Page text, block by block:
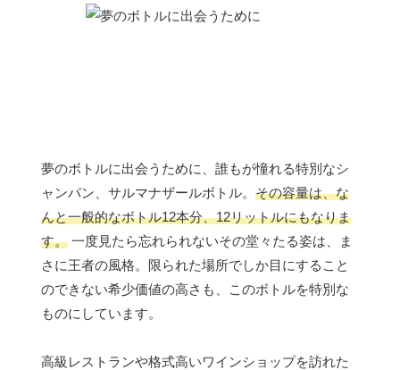
夢のボトルに出会うために、誰もが憧れる特別なシ
ャンパン、サルマナザールボトル。 その容量は、な
んと一般的なボトル12本分、12リットルにもなりま
す。 一度見たら忘れられないその堂々たる姿は、ま
さに王者の風格。限られた場所でしか目にすること
のできない希少価値の高さも、このボトルを特別な
ものにしています。
高級レストランや格式高いワインショップを訪れた